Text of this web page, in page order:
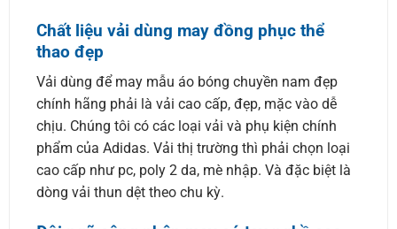
Chất liệu vải dùng may đồng phục thể
thao đẹp
Vải dùng để may mẫu áo bóng chuyền nam đẹp
chính hãng phải là vải cao cấp, đẹp, mặc vào dễ
chịu. Chúng tôi có các loại vải và phụ kiện chính
phẩm của Adidas. Vải thị trường thì phải chọn loại
cao cấp như pc, poly 2 da, mè nhập. Và đặc biệt là
dòng vải thun dệt theo chu kỳ.